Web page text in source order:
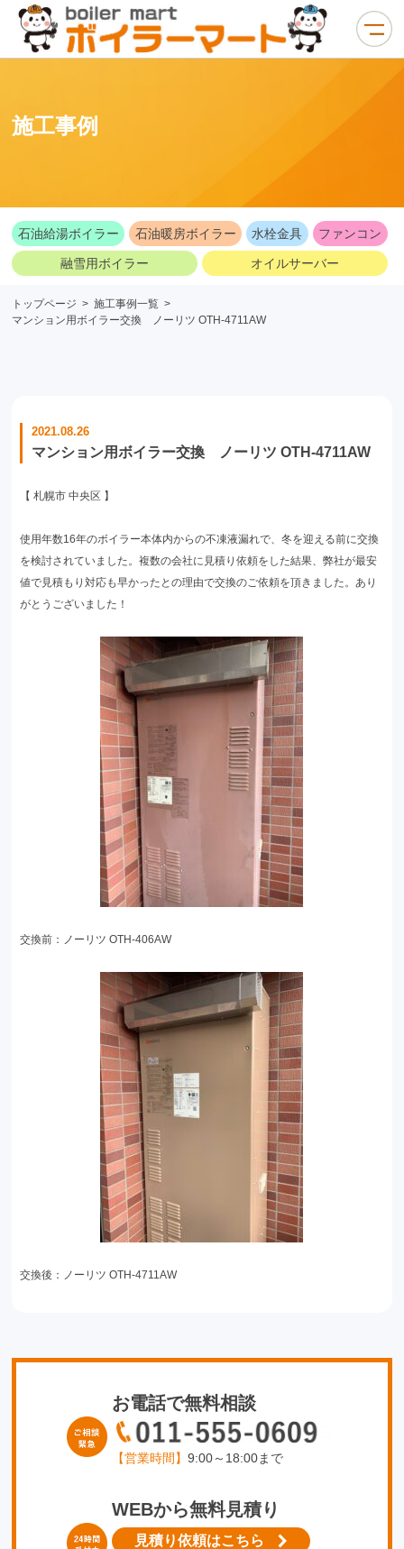
施工事例
石油給湯ボイラー 石油暖房ボイラー 水栓金具 ファンコン
融雪用ボイラー オイルサーバー
トップページ > 施工事例一覧 >
マンション用ボイラー交換 ノーリツ OTH-4711AW
2021.08.26
マンション用ボイラー交換 ノーリツ OTH-4711AW
【 札幌市 中央区 】
使用年数16年のボイラー本体内からの不凍液漏れで、冬を迎える前に交換
を検討されていました。複数の会社に見積り依頼をした結果、弊社が最安
値で見積もり対応も早かったとの理由で交換のご依頼を頂きました。あり
がとうございました！
交換前：ノーリツ OTH-406AW
交換後：ノーリツ OTH-4711AW
お電話で無料相談
【営業時間】 9:00～18:00まで
WEBから無料見積り
見積り依頼はこちら